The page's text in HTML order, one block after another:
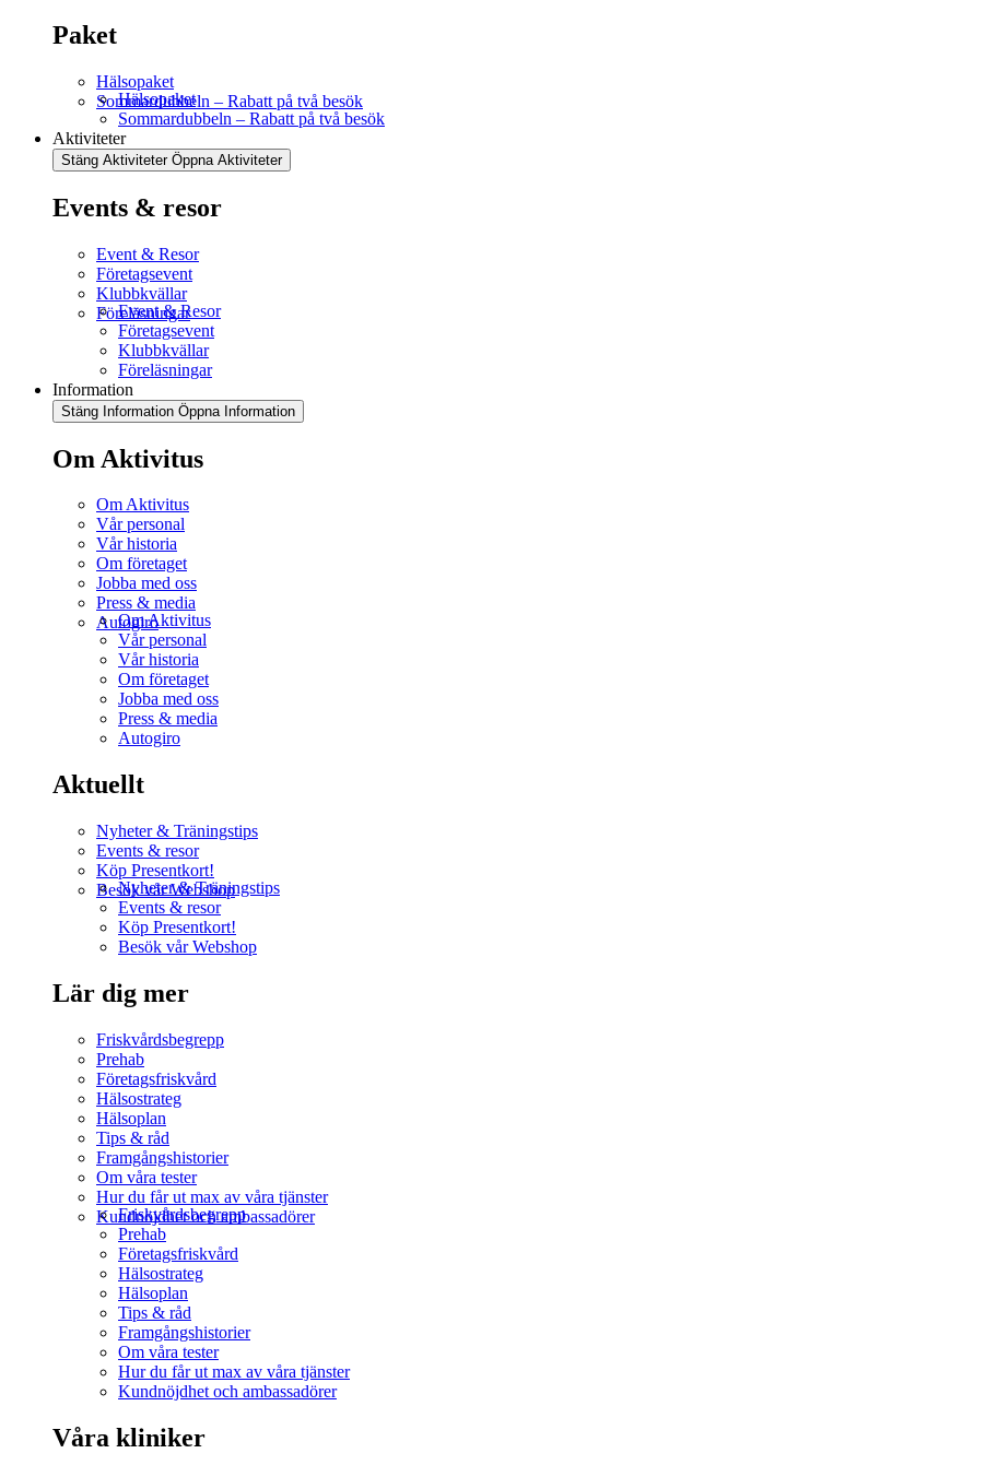
Paket
Hälsopaket
Sommardubbeln – Rabatt på två besök
Hälsopaket
Sommardubbeln – Rabatt på två besök
Aktiviteter
Stäng Aktiviteter Öppna Aktiviteter
Events & resor
Event & Resor
Företagsevent
Klubbkvällar
Föreläsningar
Event & Resor
Företagsevent
Klubbkvällar
Föreläsningar
Information
Stäng Information Öppna Information
Om Aktivitus
Om Aktivitus
Vår personal
Vår historia
Om företaget
Jobba med oss
Press & media
Autogiro
Om Aktivitus
Vår personal
Vår historia
Om företaget
Jobba med oss
Press & media
Autogiro
Aktuellt
Nyheter & Träningstips
Events & resor
Köp Presentkort!
Besök vår Webshop
Nyheter & Träningstips
Events & resor
Köp Presentkort!
Besök vår Webshop
Lär dig mer
Friskvårdsbegrepp
Prehab
Företagsfriskvård
Hälsostrateg
Hälsoplan
Tips & råd
Framgångshistorier
Om våra tester
Hur du får ut max av våra tjänster
Kundnöjdhet och ambassadörer
Friskvårdsbegrepp
Prehab
Företagsfriskvård
Hälsostrateg
Hälsoplan
Tips & råd
Framgångshistorier
Om våra tester
Hur du får ut max av våra tjänster
Kundnöjdhet och ambassadörer
Våra kliniker